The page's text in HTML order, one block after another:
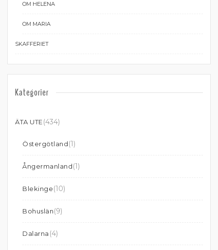
OM HELENA
OM MARIA
SKAFFERIET
Kategorier
ÄTA UTE(434)
Östergötland(1)
Ångermanland(1)
Blekinge(10)
Bohuslän(9)
Dalarna (4)